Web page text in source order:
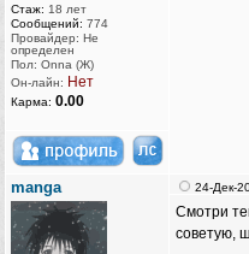
Стаж: 18 лет
Сообщений: 774
Провайдер: Не
определен
Пол: Onna (Ж)
Он-лайн: Нет
Карма: 0.00
manga 24-Дек-
Смотри
советую,